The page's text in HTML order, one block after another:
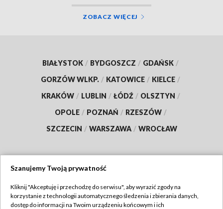
ZOBACZ WIĘCEJ
BIAŁYSTOK / BYDGOSZCZ / GDAŃSK /
GORZÓW WLKP. / KATOWICE / KIELCE /
KRAKÓW / LUBLIN / ŁÓDŹ / OLSZTYN /
OPOLE / POZNAŃ / RZESZÓW /
SZCZECIN / WARSZAWA / WROCŁAW
TVP
Szanujemy Twoją prywatność
Kliknij "Akceptuję i przechodzę do serwisu", aby wyrazić zgody na
korzystanie z technologii automatycznego śledzenia i zbierania danych,
dostęp do informacji na Twoim urządzeniu końcowym i ich